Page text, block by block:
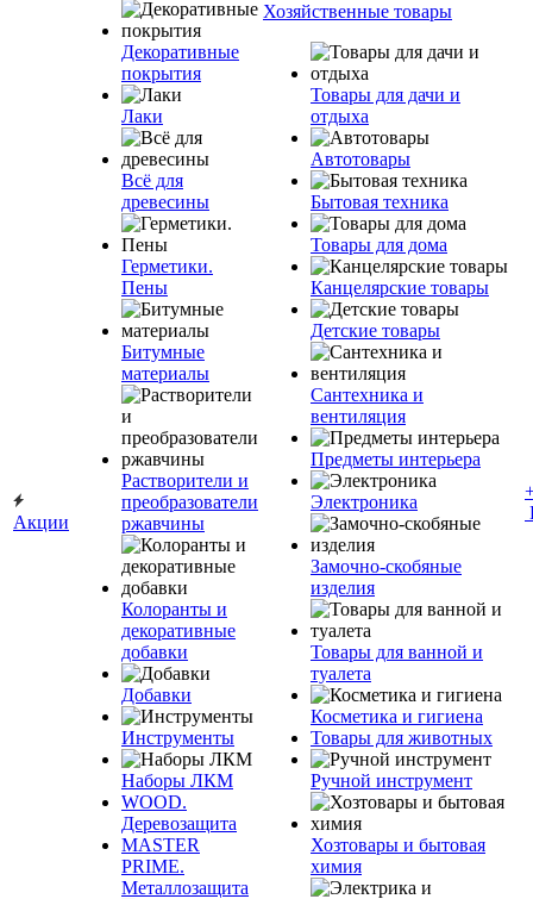
Акции
Декоративные
покрытия
Лаки
Всё для
древесины
Герметики.
Пены
Битумные
материалы
Растворители и
преобразователи
ржавчины
Колоранты и
декоративные
добавки
Добавки
Инструменты
Наборы ЛКМ
WOOD.
Деревозащита
MASTER
PRIME.
Металлозащита
Хозяйственные товары
Товары для дачи и
отдыха
Автотовары
Бытовая техника
Товары для дома
Канцелярские товары
Детские товары
Сантехника и
вентиляция
Предметы интерьера
Электроника
Замочно-скобяные
изделия
Товары для ванной и
туалета
Косметика и гигиена
Товары для животных
Ручной инструмент
Хозтовары и бытовая
химия